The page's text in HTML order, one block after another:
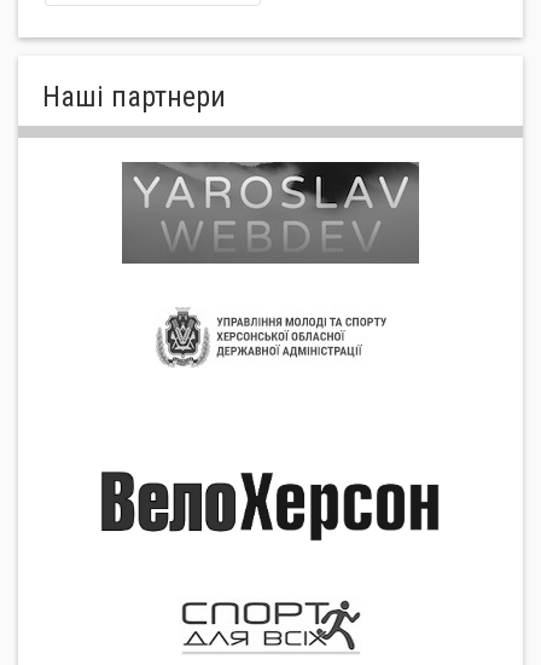
Нашi партнери